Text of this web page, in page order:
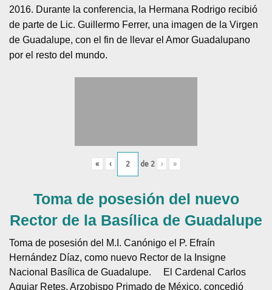
2016. Durante la conferencia, la Hermana Rodrigo recibió
de parte de Lic. Guillermo Ferrer, una imagen de la Virgen
de Guadalupe, con el fin de llevar el Amor Guadalupano
por el resto del mundo.
« ‹ de 2 › »
Toma de posesión del nuevo
Rector de la Basílica de Guadalupe
Toma de posesión del M.I. Canónigo el P. Efraín
Hernández Díaz, como nuevo Rector de la Insigne
Nacional Basílica de Guadalupe.
El Cardenal Carlos